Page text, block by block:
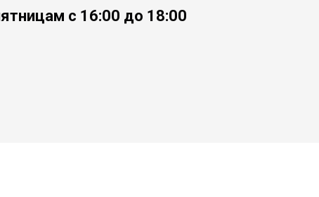
с 16:00 до 18:00